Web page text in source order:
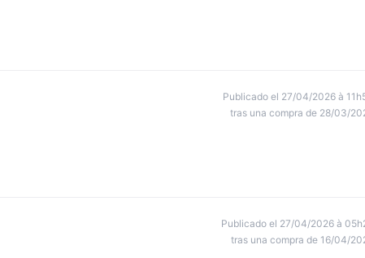
Publicado el 27/04/2026 à
tras una compra de 28/03/
Publicado el 27/04/2026 à
tras una compra de 16/04/